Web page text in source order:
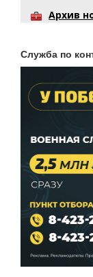
Архив
Служба по